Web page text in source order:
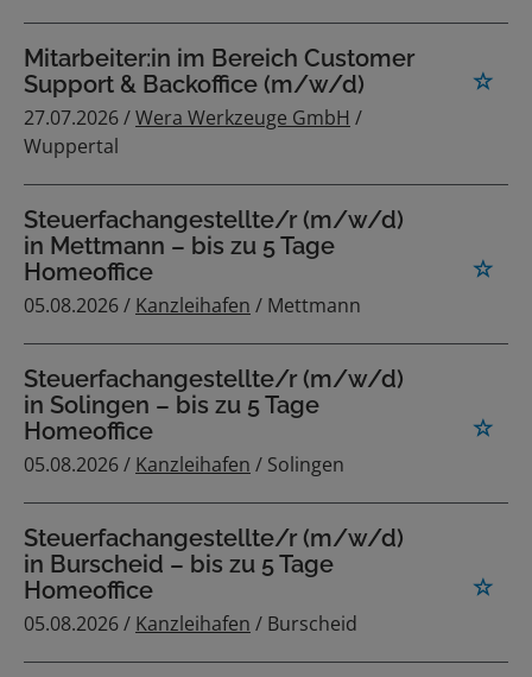
Mitarbeiter:in im Bereich Customer
Support & Backoffice (m/w/d)
27.07.2026 /Wera Werkzeuge GmbH /
Wuppertal
Steuerfachangestellte/r (m/w/d)
in Mettmann – bis zu 5 Tage
Homeoffice
05.08.2026 / Kanzleihafen / Mettmann
Steuerfachangestellte/r (m/w/d)
in Solingen – bis zu 5 Tage
Homeoffice
05.08.2026 / Kanzleihafen / Solingen
Steuerfachangestellte/r (m/w/d)
in Burscheid – bis zu 5 Tage
Homeoffice
05.08.2026 / Kanzleihafen / Burscheid